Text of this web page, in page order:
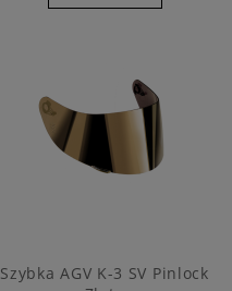
Szybka AGV K-3 SV Pinlock